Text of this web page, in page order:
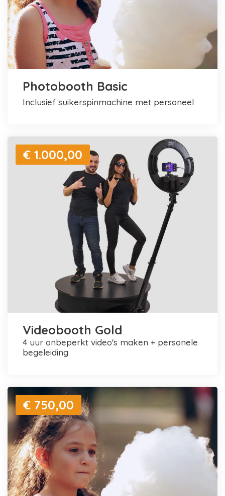
Photobooth Basic
inclusief suikerspinmachine met personeel
€ 1.000,00
Videobooth Gold
4 uur onbeperkt video's maken + personele
begeleiding
€ 750,00